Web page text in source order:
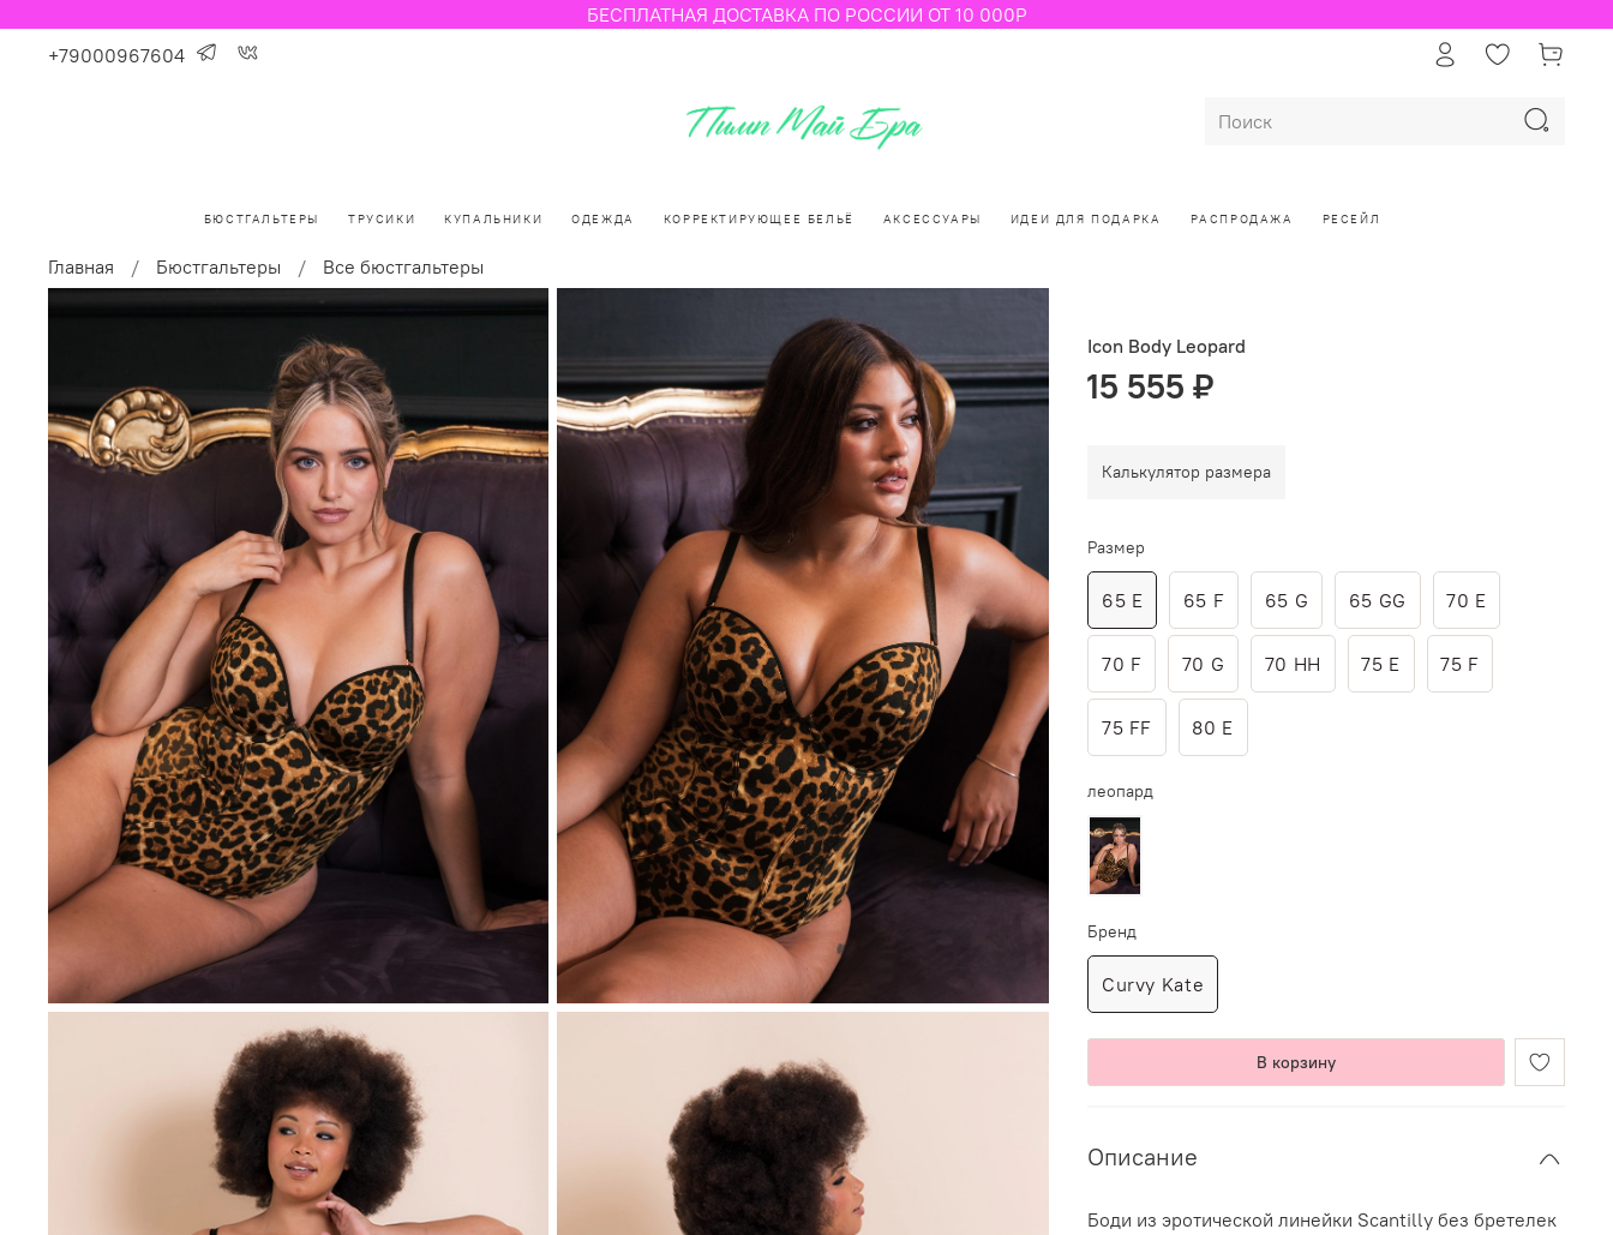
БЕСПЛАТНАЯ ДОСТАВКА ПО РОССИИ ОТ 10 000Р
+79000967604
БЮСТГАЛЬТЕРЫ ТРУСИКИ КУПАЛЬНИКИ ОДЕЖДА КОРРЕКТИРУЮЩЕЕ БЕЛЬЁ АКСЕССУАРЫ ИДЕИ ДЛЯ ПОДАРКА РАСПРОДАЖА РЕСЕЙЛ
Главная Бюстгальтеры Все бюстгальтеры
Icon Body Leopard
15 555 ₽
Калькулятор размера
В корзину
Размер
65 E 65 F 65 G 65 GG 70 E
70 F 70 G 70 HH 75 E 75 F
75 FF 80 E
леопард
Бренд
Curvy Kate
Описание
Боди из эротической линейки Scantilly без бретелек